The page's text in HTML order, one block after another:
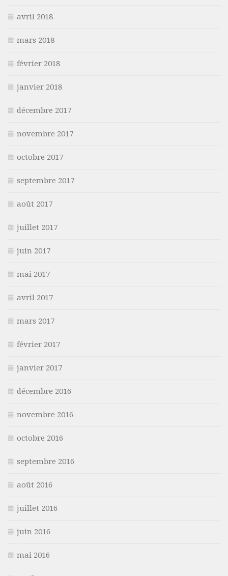
avril 2018
mars 2018
février 2018
janvier 2018
décembre 2017
novembre 2017
octobre 2017
septembre 2017
août 2017
juillet 2017
juin 2017
mai 2017
avril 2017
mars 2017
février 2017
janvier 2017
décembre 2016
novembre 2016
octobre 2016
septembre 2016
août 2016
juillet 2016
juin 2016
mai 2016